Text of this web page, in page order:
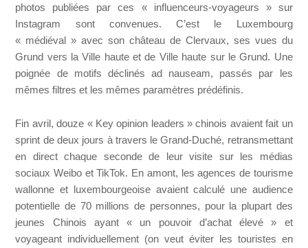
photos publiées par ces « influenceurs-voyageurs » sur
Instagram sont convenues. C’est le Luxembourg
« médiéval » avec son château de Clervaux, ses vues du
Grund vers la Ville haute et de Ville haute sur le Grund. Une
poignée de motifs déclinés ad nauseam, passés par les
mêmes filtres et les mêmes paramètres prédéfinis.
Fin avril, douze « Key opinion leaders » chinois avaient fait un
sprint de deux jours à travers le Grand-Duché, retransmettant
en direct chaque seconde de leur visite sur les médias
sociaux Weibo et TikTok. En amont, les agences de tourisme
wallonne et luxembourgeoise avaient calculé une audience
potentielle de 70 millions de personnes, pour la plupart des
jeunes Chinois ayant « un pouvoir d’achat élevé » et
voyageant individuellement (on veut éviter les touristes en